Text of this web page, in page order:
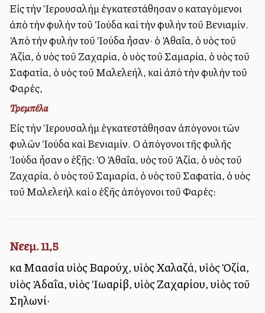
Εἰς τὴν Ἱερουσαλὴμ ἐγκατεστάθησαν οἱ καταγόμενοι
ἀπὸ τὴν φυλὴν τοῦ Ἰούδα καὶ τὴν φυλὴν τοῦ Βενιαμίν.
Ἀπὸ τὴν φυλὴν τοῦ Ἰούδα ἦσαν· ὁ Ἀθαΐα, ὁ υἱὸς τοῦ
Ἀζία, ὁ υἱὸς τοῦ Ζαχαρία, ὁ υἱὸς τοῦ Σαμαρία, ὁ υἱὸς τοῦ
Σαφατία, ὁ υἱὸς τοῦ Μαλελεήλ, καὶ ἀπὸ τὴν φυλὴν τοῦ
Φαρές,
Τρεμπέλα
Εἰς τὴν Ἱερουσαλὴμ ἐγκατεστάθησαν ἀπόγονοι τῶν
φυλῶν Ἰούδα καὶ Βενιαμίν. Οἱ ἀπόγονοι τῆς φυλῆς
Ἰούδα ἦσαν οἱ ἐξῇς: Ὁ Ἀθαΐα, υἱὸς τοῦ Ἀζία, ὁ υἱὸς τοῦ
Ζαχαρία, ὁ υἱὸς τοῦ Σαμαρία, ὁ υἱὸς τοῦ Σαφατία, ὁ υἱὸς
τοῦ Μαλελεὴλ καὶ οἱ ἐξῆς ἀπόγονοι τοῦ Φαρές:
Νεεμ. 11,5
καὶ Μαασία υἱὸς Βαρούχ, υἱὸς Χαλαζά, υἱὸς Ὀζία,
υἱὸς Ἀδαΐα, υἱὸς Ἰωαρίβ, υἱὸς Ζαχαρίου, υἱὸς τοῦ
Σηλωνί·